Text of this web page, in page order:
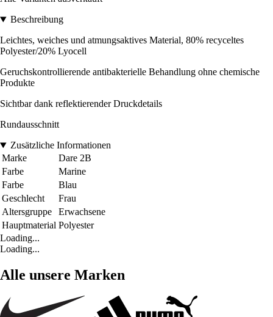
Beschreibung
Leichtes, weiches und atmungsaktives Material, 80% recyceltes
Polyester/20% Lyocell
Geruchskontrollierende antibakterielle Behandlung ohne chemische
Produkte
Sichtbar dank reflektierender Druckdetails
Rundausschnitt
Zusätzliche Informationen
Marke
Dare 2B
Farbe
Marine
Farbe
Blau
Geschlecht
Frau
Altersgruppe
Erwachsene
Hauptmaterial Polyester
Loading...
Loading...
Alle unsere Marken